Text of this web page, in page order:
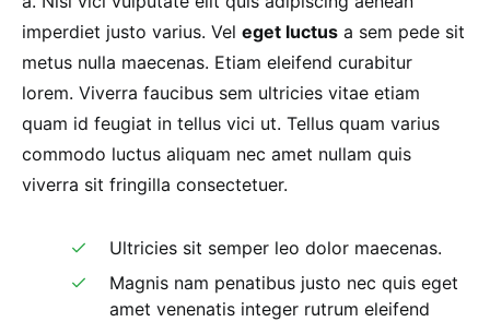
imperdiet justo varius. Vel eget luctus a sem pede sit
metus nulla maecenas. Etiam eleifend curabitur
lorem. Viverra faucibus sem ultricies vitae etiam
quam id feugiat in tellus vici ut. Tellus quam varius
commodo luctus aliquam nec amet nullam quis
viverra sit fringilla consectetuer.
Ultricies sit semper leo dolor maecenas.
Magnis nam penatibus justo nec quis eget
amet venenatis integer rutrum eleifend